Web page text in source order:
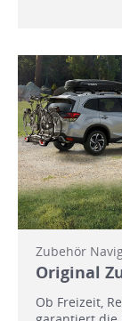
Zubehör
Original
Ob Freizeit,